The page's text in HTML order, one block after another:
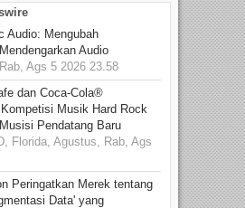
Audio: Mengubah
Audio
Ags 5 2026 23.58
dan Coca-Cola®
Musik Hard Rock
Pendatang Baru
Florida, Agustus, Rab, Ags
Peringatkan Merek tentang
Data' yang